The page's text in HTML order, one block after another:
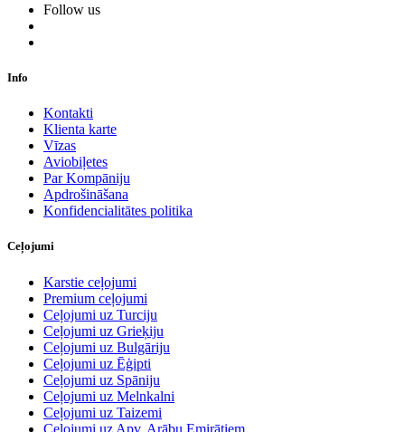
Follow us
Info
Kontakti
Klienta karte
Vīzas
Aviobiļetes
Par Kompāniju
Apdrošināšana
Konfidencialitātes politika
Ceļojumi
Karstie ceļojumi
Premium ceļojumi
Ceļojumi uz Turciju
Ceļojumi uz Grieķiju
Ceļojumi uz Bulgāriju
Ceļojumi uz Ēģipti
Ceļojumi uz Spāniju
Ceļojumi uz Melnkalni
Ceļojumi uz Taizemi
Ceļojumi uz Apv. Arābu Emirātiem